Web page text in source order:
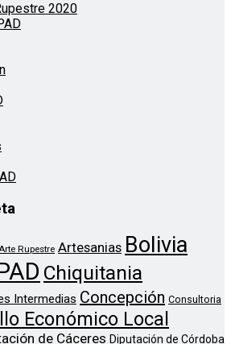
2020
Rupestre Artesanias Bolivia
Chiquitania
Intermedias Concepción Consultoria
Económico Local
de Cáceres Diputación de Córdoba